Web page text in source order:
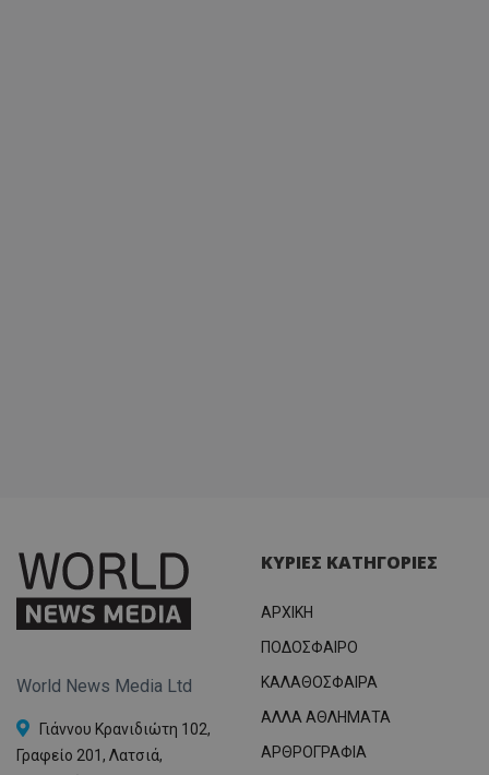
World News Media Ltd
Γιάννου Κρανιδιώτη 102,
Γραφείο 201, Λατσιά,
ΚΥΡΙΕΣ ΚΑΤΗΓΟΡΙΕΣ
ΑΡΧΙΚΗ
ΠΟΔΟΣΦΑΙΡΟ
ΚΑΛΑΘΟΣΦΑΙΡΑ
ΑΛΛΑ ΑΘΛΗΜΑΤΑ
ΑΡΘΡΟΓΡΑΦΙΑ